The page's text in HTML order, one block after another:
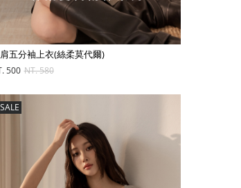
五分袖上衣(絲柔莫代爾)
500 NT. 580
SALE